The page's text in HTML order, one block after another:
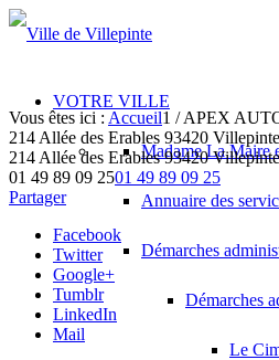
VOTRE VILLE
Madame La Maire
Annuaire des
Démarches
Démarches
Le
Vous êtes ici : Accueil1 / APEX
214 Allée des Erables 93420 Villepinte
214 Allée des Erables 93420 Villepinte
01 49 89 09 2501 49 89 09 25
Partager
Facebook
Twitter
Google+
Tumblr
LinkedIn
Mail